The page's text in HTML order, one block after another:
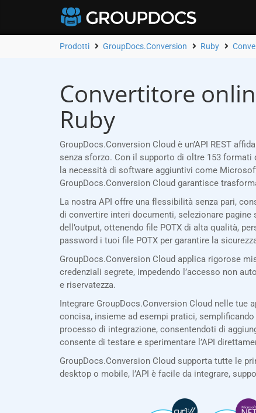
Prodotti GroupDocs.Conversion Ruby
Convertitore
Ruby
GroupDocs.Conversion Cloud è un’API REST
senza sforzo. Con il supporto di oltre 153
la necessità di software aggiuntivi come
GroupDocs.Conversion Cloud garantisce
La nostra API offre una flessibilità senza pari,
di convertire interi documenti, selezionare
dell’output, ottenendo file POTX di alta qualità,
password i tuoi file POTX per garantire la
GroupDocs.Conversion Cloud applica rigorose
credenziali segrete, impedendo l’accesso non
e riservatezza.
Integrare GroupDocs.Conversion Cloud nelle tue
concisa, insieme ad esempi pratici,
processo di integrazione, consentendoti di
consente di testare e sperimentare l’API
GroupDocs.Conversion Cloud supporta tutte le
desktop o mobile, l’API è facile da integrare,